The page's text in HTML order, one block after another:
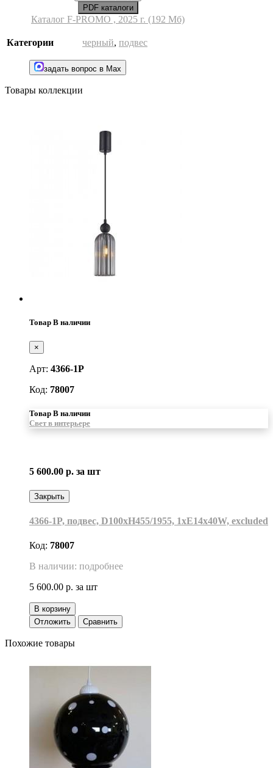
PDF каталоги
Каталог F-PROMO , 2025 г. (192 Мб)
Категории черный, подвес
задать вопрос в Max
Товары коллекции
Товар В наличии
×
Арт: 4366-1P
Код: 78007
Товар В наличии
Свет в интерьере
5 600.00 р. за шт
Закрыть
4366-1P, подвес, D100xH455/1955, 1xE14x40W, excluded
Код: 78007
В наличии: подробнее
5 600.00 р. за шт
В корзину
Отложить
Сравнить
Похожие товары